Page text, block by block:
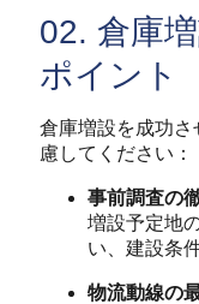
02. 倉庫
ポイント
倉庫増設を成功
慮してください：
事前調査の
増設予定地
い、建設条
物流動線の